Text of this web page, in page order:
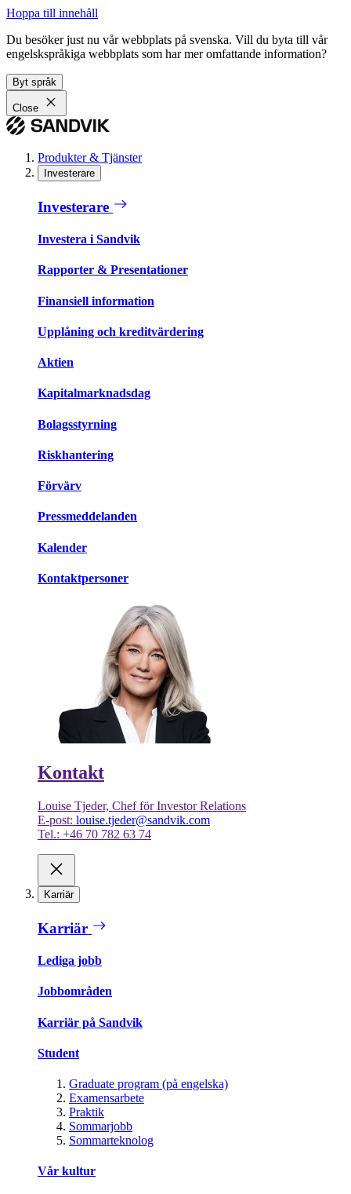
Hoppa till innehåll
Du besöker just nu vår webbplats på svenska. Vill du byta till vår
engelskspråkiga webbplats som har mer omfattande information?
Byt språk
Close
Produkter & Tjänster
Investerare
Investerare
Investera i Sandvik
Rapporter & Presentationer
Finansiell information
Upplåning och kreditvärdering
Aktien
Kapitalmarknadsdag
Bolagsstyrning
Riskhantering
Förvärv
Pressmeddelanden
Kalender
Kontaktpersoner
Kontakt
Louise Tjeder, Chef för Investor Relations
E-post: louise.tjeder@sandvik.com
Tel.: +46 70 782 63 74
Karriär
Karriär
Lediga jobb
Jobbområden
Karriär på Sandvik
Student
Graduate program (på engelska)
Examensarbete
Praktik
Sommarjobb
Sommarteknolog
Vår kultur